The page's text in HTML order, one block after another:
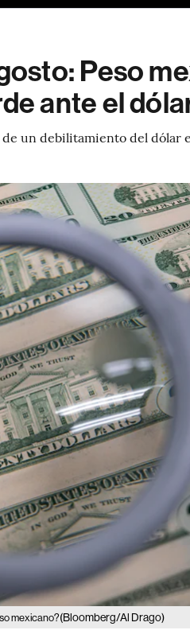
Peso
ante el
un debilitamiento del dólar
mexicano?(Bloomberg/Al Drago)